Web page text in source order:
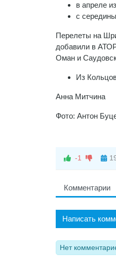
в апреле
с
Перелеты на
добавили в
Оман и
Из
Анна Митчина
Фото: Антон
-1
Комментарии
Написать
Нет